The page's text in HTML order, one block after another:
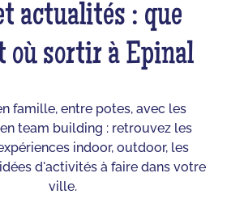
actualités : que
où sortir à Epinal
famille, entre potes, avec les
team building : retrouvez les
indoor, outdoor, les
d'activités à faire dans votre
ville.